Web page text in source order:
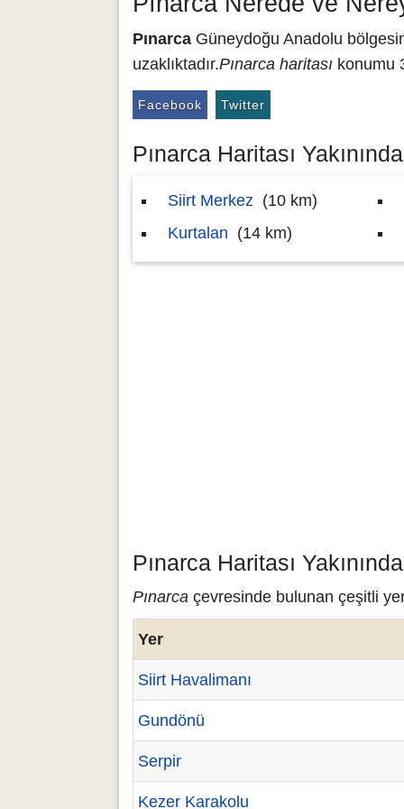
Pınarca Güneydoğu Anadolu
uzaklıktadır.Pınarca haritası konumu
Facebook Twitter
Pınarca Haritası
Siirt Merkez (10 km)
Kurtalan (14 km)
Pınarca Haritası
Pınarca çevresinde bulunan çeşitli
Yer
Siirt Havalimanı
Gundönü
Serpir
Kezer Karakolu